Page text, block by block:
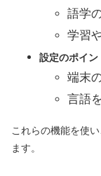
語学
学習
設定のポイン
端末
言語
これらの機能を使
ます。